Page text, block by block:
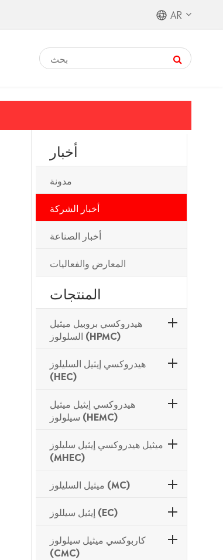
AR
أخبار
مدونة
أخبار الشركة
أخبار الصناعة
المعارض والفعاليات
المنتجات
هيدروكسي بروبيل ميثيل
السلولوز (HPMC)
هيدروكسي إيثيل السليلوز
(HEC)
هيدروكسي إيثيل ميثيل
سيلولوز (HEMC)
ميثيل هيدروكسي إيثيل سليلوز
(MHEC)
ميثيل السليلوز (MC)
إيثيل سيللوز (EC)
كاربوكسي ميثيل سيلولوز
(CMC)